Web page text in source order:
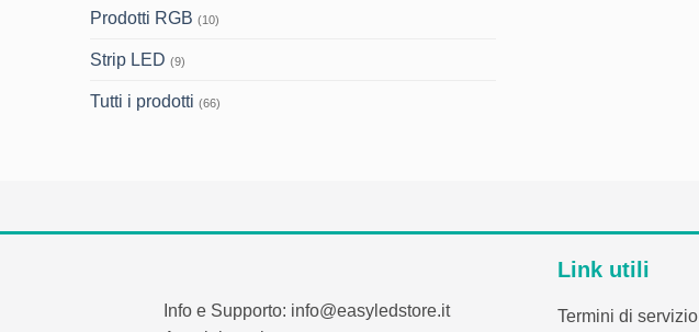
Prodotti RGB (10)
Strip LED (9)
Tutti i prodotti (66)
Info e Supporto: info@easyledstore.it
Link utili
Termini di servizio